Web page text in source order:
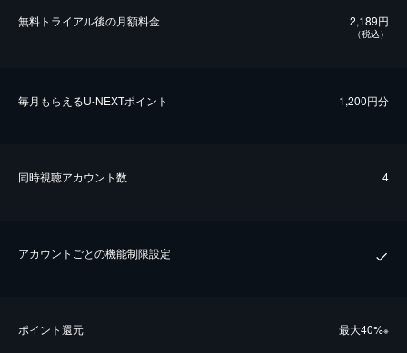
無料トライアル後の⽉額料金 2,189円
（税込）
毎⽉もらえるU-NEXTポイント 1,200円分
同時視聴アカウント数 4
アカウントごとの機能制限設定
ポイント還元 最⼤40%※